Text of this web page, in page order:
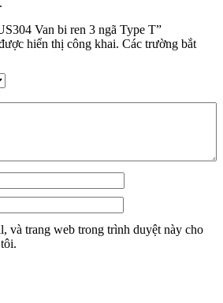
Van bi ren 3 ngã Type T”
hiển thị công khai. Các trường bắt
và trang web trong trình duyệt này cho